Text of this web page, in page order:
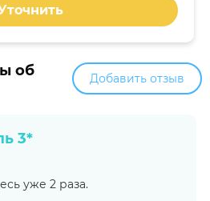
об
Добавить отзыв
3*
уже 2 раза.